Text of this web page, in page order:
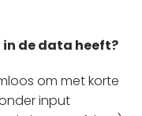
de data heeft?
om met korte
input